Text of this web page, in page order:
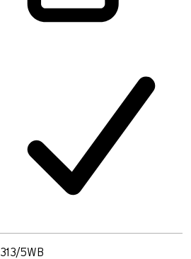
313/5WB